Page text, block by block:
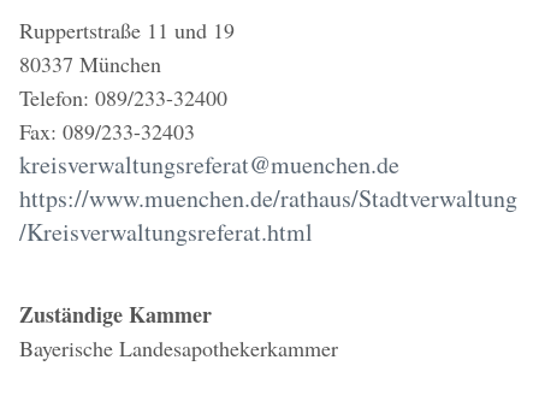
Ruppertstraße 11 und 19
80337 München
Telefon: 089/233-32400
Fax: 089/233-32403
kreisverwaltungsreferat@muenchen.de
https://www.muenchen.de/rathaus/Stadtverwaltung
/Kreisverwaltungsreferat.html
Zuständige Kammer
Bayerische Landesapothekerkammer